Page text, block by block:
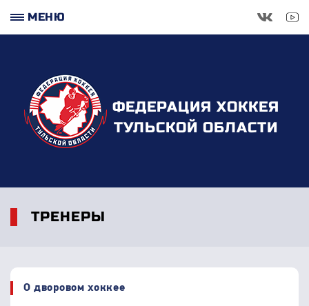
МЕНЮ
ФЕДЕРАЦИЯ ХОККЕЯ
ТУЛЬСКОЙ ОБЛАСТИ
ТРЕНЕРЫ
О дворовом хоккее